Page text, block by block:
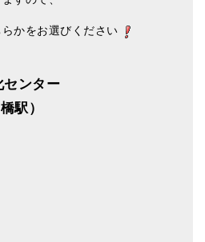
かをお選びください
センター
駅）